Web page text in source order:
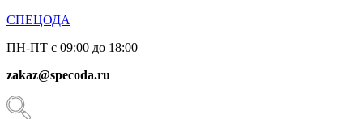
СПЕЦОДА
ПН-ПТ с 09:00 до 18:00
zakaz@specoda.ru